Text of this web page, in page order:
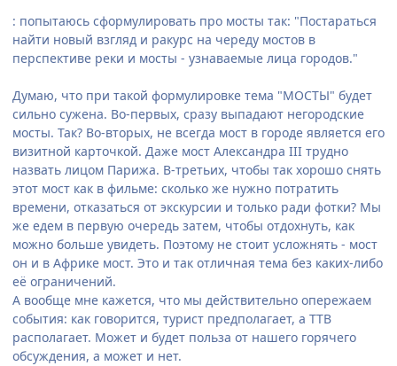
: попытаюсь сформулировать про мосты так: "Постараться
найти новый взгляд и ракурс на череду мостов в
перспективе реки и мосты - узнаваемые лица городов."
Думаю, что при такой формулировке тема "МОСТЫ" будет
сильно сужена. Во-первых, сразу выпадают негородские
мосты. Так? Во-вторых, не всегда мост в городе является его
визитной карточкой. Даже мост Александра III трудно
назвать лицом Парижа. В-третьих, чтобы так хорошо снять
этот мост как в фильме: сколько же нужно потратить
времени, отказаться от экскурсии и только ради фотки? Мы
же едем в первую очередь затем, чтобы отдохнуть, как
можно больше увидеть. Поэтому не стоит усложнять - мост
он и в Африке мост. Это и так отличная тема без каких-либо
её ограничений.
А вообще мне кажется, что мы действительно опережаем
события: как говорится, турист предполагает, а ТТВ
располагает. Может и будет польза от нашего горячего
обсуждения, а может и нет.